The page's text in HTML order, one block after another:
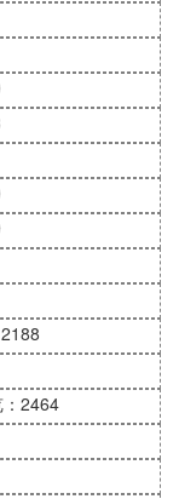
中。
玻璃或瓷质的
总数不超过六
个头部及脸盆
钟。薰衣草2
面巾或手帕中
乏所以要准备
（薄荷、罗
2464